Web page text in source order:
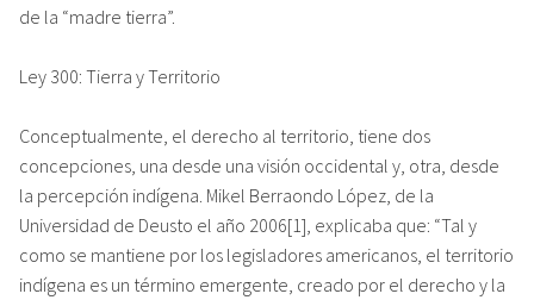
de la “madre tierra”.
Ley 300: Tierra y Territorio
Conceptualmente, el derecho al territorio, tiene dos
concepciones, una desde una visión occidental y, otra, desde
la percepción indígena. Mikel Berraondo López, de la
Universidad de Deusto el año 2006[1], explicaba que: “Tal y
como se mantiene por los legisladores americanos, el territorio
indígena es un término emergente, creado por el derecho y la